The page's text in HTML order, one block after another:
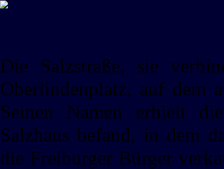
Die Salzstraße, sie
Oberlindenplatz, auf dem
Seinen Namen erhielt
Salzhaus befand, in dem
die Freiburger Bürger